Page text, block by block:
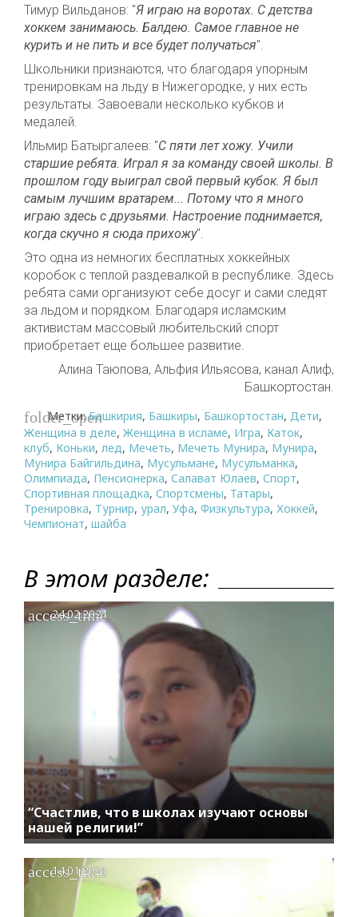
Тимур Вильданов: "Я играю на воротах. С детства
хоккем занимаюсь. Балдею. Самое главное не
курить и не пить и все будет получаться".
Школьники признаются, что благодаря упорным
тренировкам на льду в Нижегородке, у них есть
результаты. Завоевали несколько кубков и
медалей.
Ильмир Батыргалеев: "С пяти лет хожу. Учили
старшие ребята. Играл я за команду своей школы. В
прошлом году выиграл свой первый кубок. Я был
самым лучшим вратарем... Потому что я много
играю здесь с друзьями. Настроение поднимается,
когда скучно я сюда прихожу".
Это одна из немногих бесплатных хоккейных
коробок с теплой раздевалкой в республике. Здесь
ребята сами организуют себе досуг и сами следят
за льдом и порядком. Благодаря исламским
активистам массовый любительский спорт
приобретает еще большее развитие.
Алина Таюпова, Альфия Ильясова, канал Алиф,
Башкортостан.
folder_open
Метки:Башкирия, Башкиры, Башкортостан, Дети,
Женщина в деле, Женщина в исламе, Игра, Каток,
клуб, Коньки, лед, Мечеть, Мечеть Мунира, Мунира,
Мунира Байгильдина, Мусульмане, Мусульманка,
Олимпиада, Пенсионерка, Салават Юлаев, Спорт,
Спортивная площадка, Спортсмены, Татары,
Тренировка, Турнир, урал, Уфа, Физкультура, Хоккей,
Чемпионат, шайба
В этом разделе:
“Счастлив, что в школах изучают основы
нашей религии!”
access_time
24.02.2021
access_time
14.01.2021